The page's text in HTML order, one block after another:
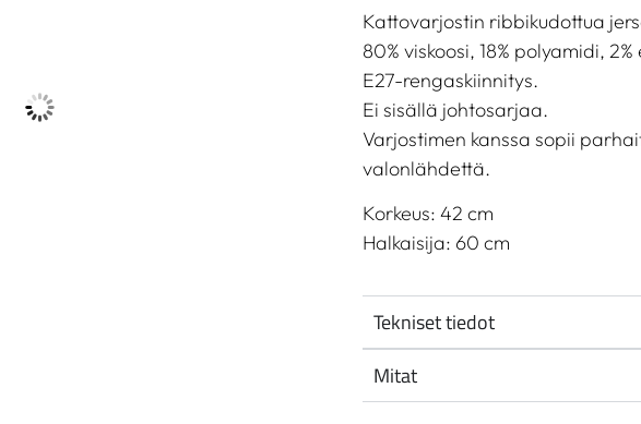
Kattovarjostin ribbikudottua
80% viskoosi, 18% polyamidi,
E27-rengaskiinnitys.
Ei sisällä johtosarjaa.
Varjostimen kanssa sopii
valonlähdettä.
Korkeus: 42 cm
Halkaisija: 60 cm
Tekniset tiedot
Mitat